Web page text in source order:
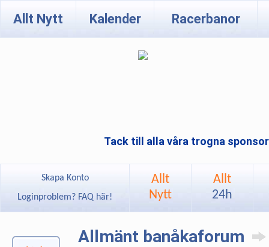
Allt Nytt Kalender Racerbanor
Tack till alla våra trogna
Skapa Konto
Loginproblem? FAQ här!
Allt
Nytt
Allt
24h
Allmänt banåkaforum